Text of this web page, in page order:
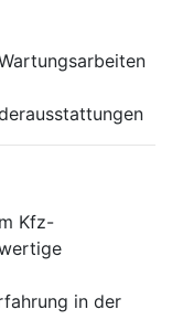
Kfz-
in der